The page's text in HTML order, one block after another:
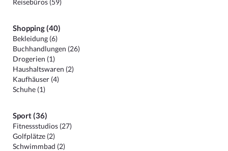
Reisebüros (59)
Shopping (40)
Bekleidung (6)
Buchhandlungen (26)
Drogerien (1)
Haushaltswaren (2)
Kaufhäuser (4)
Schuhe (1)
Sport (36)
Fitnessstudios (27)
Golfplätze (2)
Schwimmbad (2)